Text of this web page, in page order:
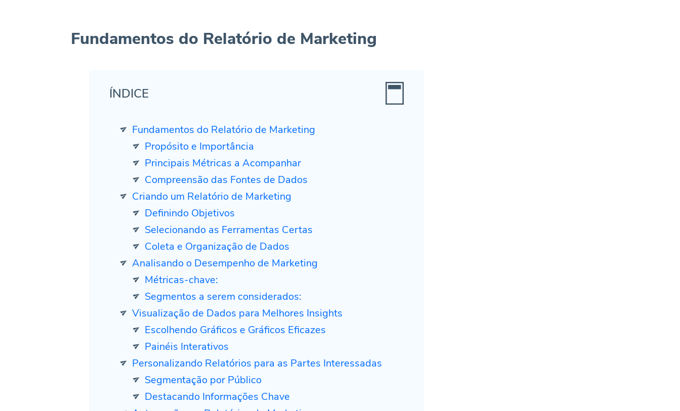
Fundamentos do Relatório de Marketing
ÍNDICE
Fundamentos do Relatório de Marketing
Propósito e Importância
Principais Métricas a Acompanhar
Compreensão das Fontes de Dados
Criando um Relatório de Marketing
Definindo Objetivos
Selecionando as Ferramentas Certas
Coleta e Organização de Dados
Analisando o Desempenho de Marketing
Métricas-chave:
Segmentos a serem considerados:
Visualização de Dados para Melhores Insights
Escolhendo Gráficos e Gráficos Eficazes
Painéis Interativos
Personalizando Relatórios para as Partes Interessadas
Segmentação por Público
Destacando Informações Chave